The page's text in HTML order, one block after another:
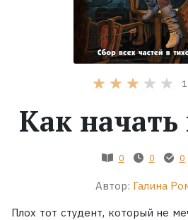
1
Как начать
0 0 0
Автор: Галина
Плох тот студент, который не